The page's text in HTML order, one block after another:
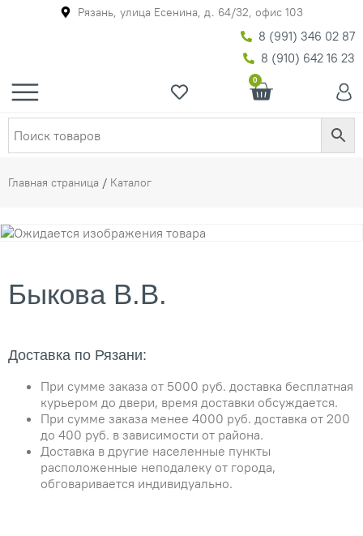
Рязань, улица Есенина, д. 64/32, офис 103
8 (991) 346 02 87
8 (910) 642 16 23
0
Главная страница / Каталог
Быкова В.В.
Доставка по Рязани:
При сумме заказа от 5000 руб. доставка бесплатная
курьером до двери, время доставки обсуждается.
При сумме заказа менее 4000 руб. доставка от 200
до 400 руб. в зависимости от района.
Доставка в другие населенные пункты
расположенные неподалеку от города,
обговаривается индивидуально.